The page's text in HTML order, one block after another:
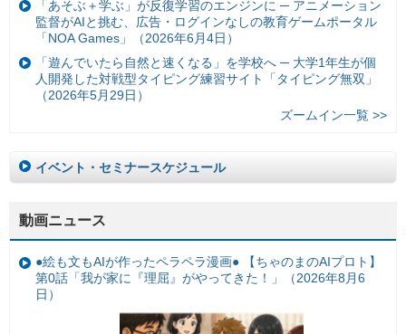
「あそぶ＋学ぶ」が反復学習のエンジンに ─ アニメーション
監督がAIと挑む、広告・ログインなしの教育ゲームポータル
「NOA Games」（2026年6月4日）
「遊んでいたら自然と速くなる」を学校へ ─ 大学1年生が個
人開発した対戦型タイピング練習サイト「タイピング無双」
（2026年5月29日）
ズームイン一覧 >>
イベント・セミナースケジュール
動画ニュース
●絵も文もAIが作ったペラペラ漫画● 【ちゃのまのAIプロト】
第0話「我が家に『理屈』がやってきた！」（2026年8月6
日）